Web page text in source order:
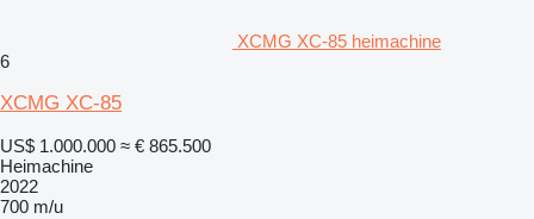
XCMG XC-85 heimachine
6
XCMG XC-85
US$ 1.000.000 ≈ € 865.500
Heimachine
2022
700 m/u